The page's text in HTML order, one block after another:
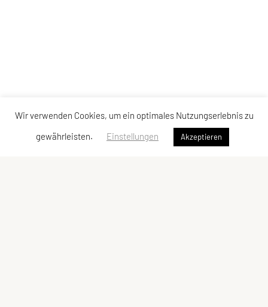
Wir verwenden Cookies, um ein optimales Nutzungserlebnis zu
gewährleisten.
Einstellungen Akzeptieren